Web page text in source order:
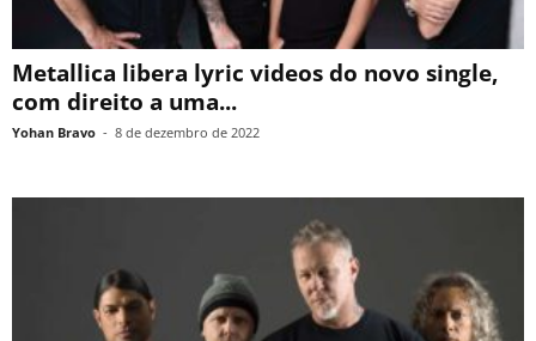
Metallica libera lyric videos do novo single,
com direito a uma...
Yohan Bravo - 8 de dezembro de 2022